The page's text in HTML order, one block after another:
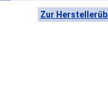
Zur